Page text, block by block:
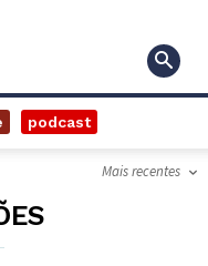
podcast
Mais recentes